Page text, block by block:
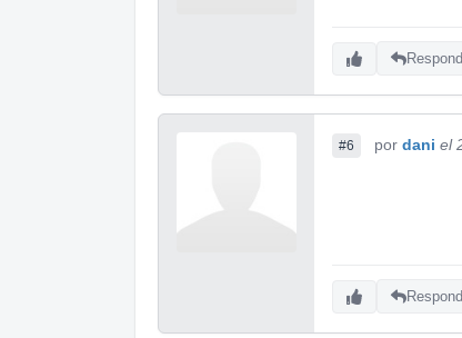
#6 por dani el